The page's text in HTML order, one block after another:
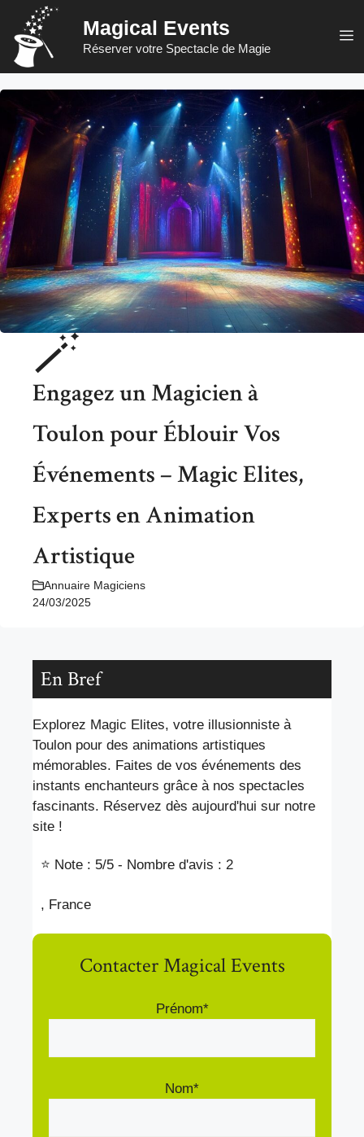
contenu
Magical Events
Réserver votre Spectacle de Magie
🪄
Engagez un Magicien à
Toulon pour Éblouir Vos
Événements – Magic Elites,
Experts en Animation
Artistique
Annuaire Magiciens
24/03/2025
En Bref
Explorez Magic Elites, votre illusionniste à
Toulon pour des animations artistiques
mémorables. Faites de vos événements des
instants enchanteurs grâce à nos spectacles
fascinants. Réservez dès aujourd'hui sur notre
site !
⭐ Note : 5/5 - Nombre d'avis : 2
, France
Contacter Magical Events
Prénom*
Nom*